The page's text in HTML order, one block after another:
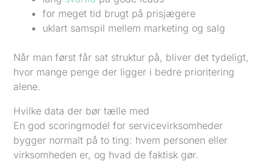
for meget tid brugt på prisjægere
uklart samspil mellem marketing og salg
Når man først får sat struktur på, bliver det tydeligt,
hvor mange penge der ligger i bedre prioritering
alene.
Hvilke data der bør tælle med
En god scoringmodel for servicevirksomheder
bygger normalt på to ting: hvem personen eller
virksomheden er, og hvad de faktisk gør.